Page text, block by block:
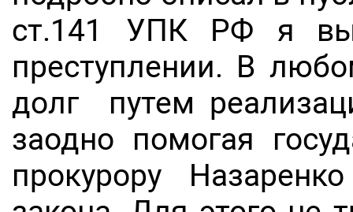
ст.141 УПК РФ я
преступлении. В
долг путем
заодно помогая
прокурору